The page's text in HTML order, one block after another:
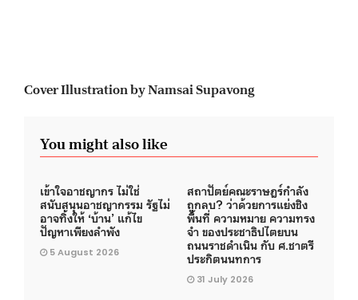
Cover Illustration by Namsai Supavong
You might also like
เข้าใจอาชญากร ไม่ใช่
สนับสนุนอาชญากรรม รัฐไม่
อาจทิ้งให้ ‘บ้าน’ แก้ไข
ปัญหาเพียงลำพัง
5 August 2026
สถาปัตย์คณะราษฎร์กำลัง
ถูกลบ? ว่าด้วยการแย่งชิง
พื้นที่ ความหมาย ความทรง
จำ ของประชาธิปไตยบน
ถนนราชดำเนิน กับ ศ.ชาตรี
ประกิตนนทการ
31 July 2026